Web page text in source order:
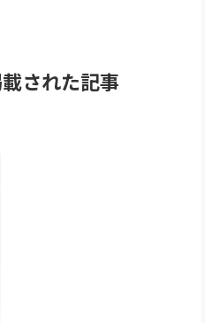
された記事